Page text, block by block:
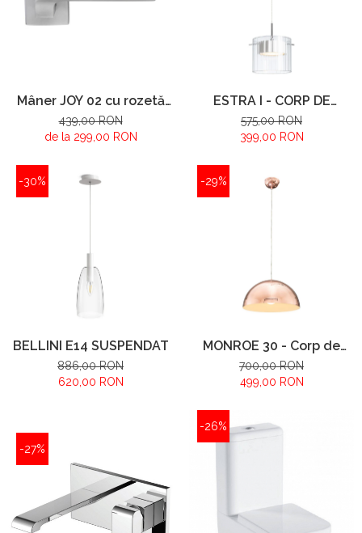
Mâner JOY 02 cu rozetă
pătrată - Crom Satinat
439,00 RON
de la 299,00 RON
ESTRA I - CORP DE
ILUMINAT SUSPENDAT
575,00 RON
399,00 RON
-30%
BELLINI E14 SUSPENDAT
886,00 RON
620,00 RON
-29%
MONROE 30 - Corp de
iluminat suspendat
700,00 RON
499,00 RON
-27%
-26%